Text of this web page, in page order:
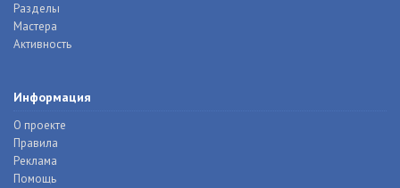
Разделы
Мастера
Активность
Информация
О проекте
Правила
Реклама
Помощь